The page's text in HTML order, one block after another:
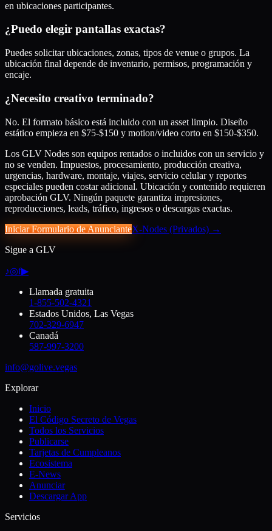
en ubicaciones participantes.
¿Puedo elegir pantallas exactas?
Puedes solicitar ubicaciones, zonas, tipos de venue o grupos. La
ubicación final depende de inventario, permisos, programación y
encaje.
¿Necesito creativo terminado?
No. El formato básico está incluido con un asset limpio. Diseño
estático empieza en $75-$150 y motion/video corto en $150-$350.
Los GLV Nodes son equipos rentados o incluidos con un servicio y
no se venden. Impuestos, procesamiento, producción creativa,
urgencias, hardware, montaje, viajes, servicio celular y reportes
especiales pueden costar adicional. Ubicación y contenido requieren
aprobación GLV. Ningún paquete garantiza impresiones,
reproducciones, leads, tráfico, ingresos o descargas exactas.
Iniciar Formulario de AnuncianteX-Nodes (Privados) →
Sigue a GLV
♪◎f▶
Llamada gratuita
1-855-502-4321
Estados Unidos, Las Vegas
702-329-6947
Canadá
587-997-3200
info@golive.vegas
Explorar
Inicio
El Código Secreto de Vegas
Todos los Servicios
Publicarse
Tarjetas de Cumpleanos
Ecosistema
E-News
Anunciar
Descargar App
Servicios